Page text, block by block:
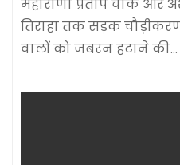
महाराणा प्रताप चौक और
तिराहा तक सड़क
वालों को जबरन हटाने की…